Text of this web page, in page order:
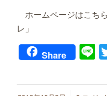
ホームページはこち
レ」
Share